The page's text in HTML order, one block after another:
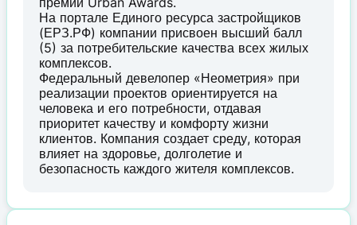
На портале Единого ресурса застройщиков
(ЕРЗ.РФ) компании присвоен высший балл
(5) за потребительские качества всех жилых
комплексов.
Федеральный девелопер «Неометрия» при
реализации проектов ориентируется на
человека и его потребности, отдавая
приоритет качеству и комфорту жизни
клиентов. Компания создает среду, которая
влияет на здоровье, долголетие и
безопасность каждого жителя комплексов.